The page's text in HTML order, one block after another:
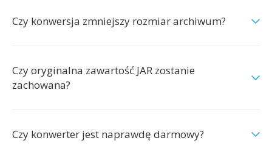
Czy konwersja zmniejszy rozmiar archiwum?
Czy oryginalna zawartość JAR zostanie
zachowana?
Czy konwerter jest naprawdę darmowy?